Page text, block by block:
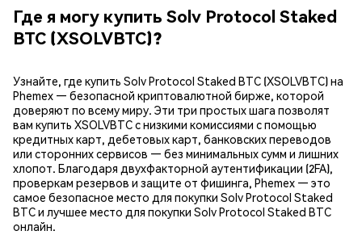
Где я могу купить Solv Protocol Staked
BTC (XSOLVBTC)?
Узнайте, где купить Solv Protocol Staked BTC (XSOLVBTC) на
Phemex — безопасной криптовалютной бирже, которой
доверяют по всему миру. Эти три простых шага позволят
вам купить XSOLVBTC с низкими комиссиями с помощью
кредитных карт, дебетовых карт, банковских переводов
или сторонних сервисов — без минимальных сумм и лишних
хлопот. Благодаря двухфакторной аутентификации (2FA),
проверкам резервов и защите от фишинга, Phemex — это
самое безопасное место для покупки Solv Protocol Staked
BTC и лучшее место для покупки Solv Protocol Staked BTC
онлайн.